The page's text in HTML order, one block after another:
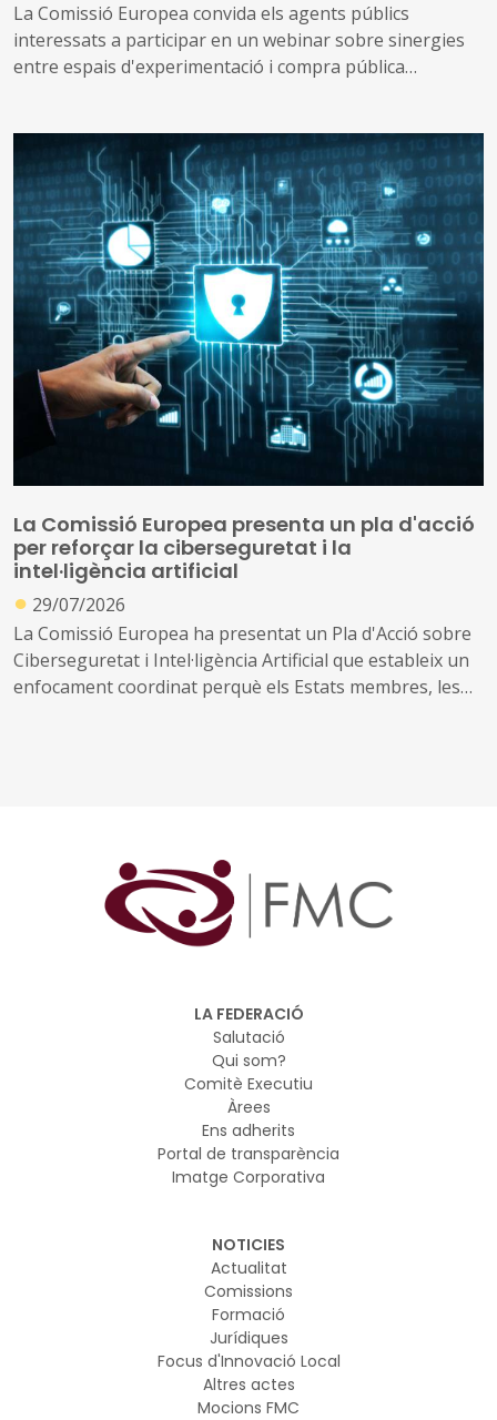
La Comissió Europea convida els agents públics
interessats a participar en un webinar sobre sinergies
entre espais d'experimentació i compra pública
La Comissió Europea presenta un pla d'acció
per reforçar la ciberseguretat i la
intel·ligència artificial
● 29/07/2026
La Comissió Europea ha presentat un Pla d'Acció sobre
Ciberseguretat i Intel·ligència Artificial que estableix un
enfocament coordinat perquè els Estats membres, les
LA FEDERACIÓ
Salutació
Qui som?
Comitè Executiu
Àrees
Ens adherits
Portal de transparència
Imatge Corporativa
NOTICIES
Actualitat
Comissions
Formació
Jurídiques
Focus d'Innovació Local
Altres actes
Mocions FMC